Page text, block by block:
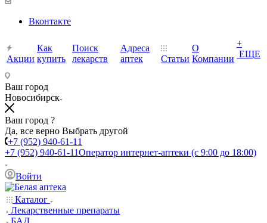
Вконтакте
Акции
Как
купить
Поиск
лекарств
Адреса
аптек
Статьи
О
Компании
+
ЕЩЕ
Ваш город
Новосибирск
Ваш город ?
Да, все верно Выбрать другой
+7 (952) 940-61-11
+7 (952) 940-61-11Оператор интернет-аптеки (с 9:00 до 18:00)
Войти
Каталог
Лекарственные препараты
БАД